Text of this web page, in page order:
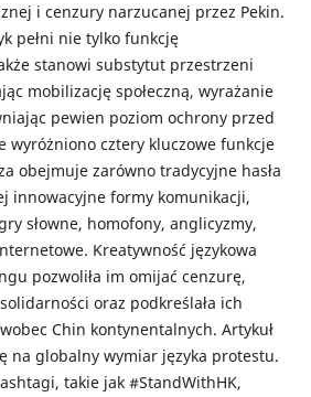
i cenzury narzucanej przez Pekin.
pełni nie tylko funkcję
stanowi substytut przestrzeni
mobilizację społeczną, wyrażanie
pewien poziom ochrony przed
wyróżniono cztery kluczowe funkcje
obejmuje zarówno tradycyjne hasła
innowacyjne formy komunikacji,
słowne, homofony, anglicyzmy,
Kreatywność językowa
pozwoliła im omijać cenzurę,
oraz podkreślała ich
Chin kontynentalnych. Artykuł
na globalny wymiar języka protestu.
takie jak #StandWithHK,